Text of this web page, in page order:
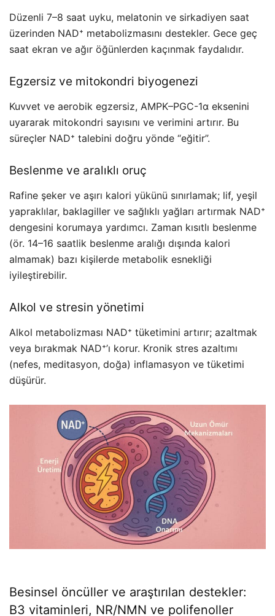
Düzenli 7–8 saat uyku, melatonin ve sirkadiyen saat
üzerinden NAD⁺ metabolizmasını destekler. Gece geç
saat ekran ve ağır öğünlerden kaçınmak faydalıdır.
Egzersiz ve mitokondri biyogenezi
Kuvvet ve aerobik egzersiz, AMPK–PGC-1α eksenini
uyararak mitokondri sayısını ve verimini artırır. Bu
süreçler NAD⁺ talebini doğru yönde “eğitir”.
Beslenme ve aralıklı oruç
Rafine şeker ve aşırı kalori yükünü sınırlamak; lif, yeşil
yapraklılar, baklagiller ve sağlıklı yağları artırmak NAD⁺
dengesini korumaya yardımcı. Zaman kısıtlı beslenme
(ör. 14–16 saatlik beslenme aralığı dışında kalori
almamak) bazı kişilerde metabolik esnekliği
iyileştirebilir.
Alkol ve stresin yönetimi
Alkol metabolizması NAD⁺ tüketimini artırır; azaltmak
veya bırakmak NAD⁺’ı korur. Kronik stres azaltımı
(nefes, meditasyon, doğa) inflamasyon ve tüketimi
düşürür.
Besinsel öncüller ve araştırılan destekler:
B3 vitaminleri, NR/NMN ve polifenoller